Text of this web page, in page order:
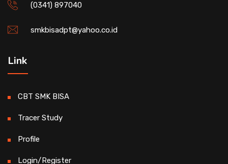
(0341) 897040
smkbisadpt@yahoo.co.id
Link
CBT SMK BISA
Tracer Study
Profile
Login/Register